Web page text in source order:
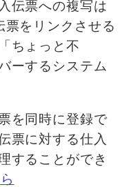
伝票への複写は
をリンクさせる
ちょっと不
ーするシステム
を同時に登録で
票に対する仕入
することができ